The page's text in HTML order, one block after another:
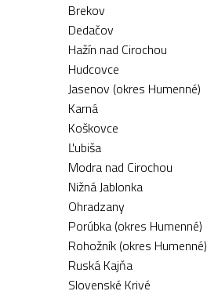
Brekov
Dedačov
Hažín nad Cirochou
Hudcovce
Jasenov (okres Humenné)
Karná
Koškovce
Ľubiša
Modra nad Cirochou
Nižná Jablonka
Ohradzany
Porúbka (okres Humenné)
Rohožník (okres Humenné)
Ruská Kajňa
Slovenské Krivé